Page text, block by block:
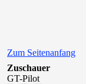
Zum Seitenanfang
Zuschauer
GT-Pilot